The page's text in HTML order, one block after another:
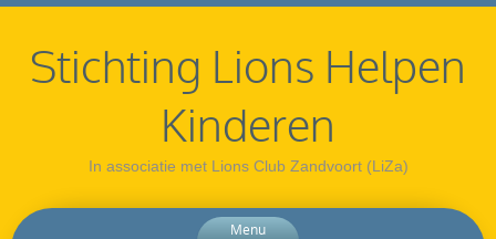
Stichting Lions Helpen
Kinderen
In associatie met Lions Club Zandvoort (LiZa)
Menu